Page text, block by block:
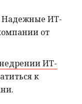
Надежные ИТ-
от
ИТ-
к